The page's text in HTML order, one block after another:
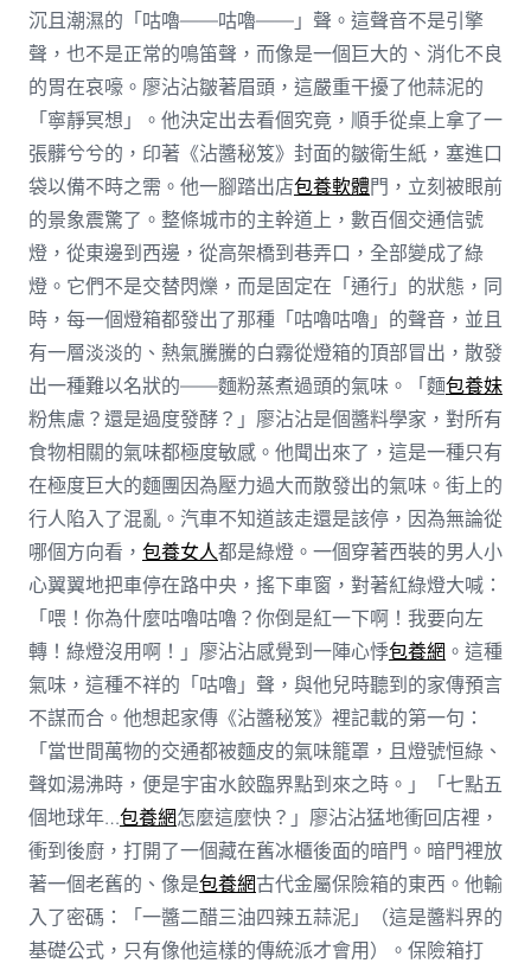
沉且潮濕的「咕嚕——咕嚕——」聲。這聲音不是引擎
聲，也不是正常的鳴笛聲，而像是一個巨大的、消化不良
的胃在哀嚎。廖沾沾皺著眉頭，這嚴重干擾了他蒜泥的
「寧靜冥想」。他決定出去看個究竟，順手從桌上拿了一
張髒兮兮的，印著《沾醬秘笈》封面的皺衛生紙，塞進口
袋以備不時之需。他一腳踏出店包養軟體門，立刻被眼前
的景象震驚了。整條城市的主幹道上，數百個交通信號
燈，從東邊到西邊，從高架橋到巷弄口，全部變成了綠
燈。它們不是交替閃爍，而是固定在「通行」的狀態，同
時，每一個燈箱都發出了那種「咕嚕咕嚕」的聲音，並且
有一層淡淡的、熱氣騰騰的白霧從燈箱的頂部冒出，散發
出一種難以名狀的——麵粉蒸煮過頭的氣味。「麵包養妹
粉焦慮？還是過度發酵？」廖沾沾是個醬料學家，對所有
食物相關的氣味都極度敏感。他聞出來了，這是一種只有
在極度巨大的麵團因為壓力過大而散發出的氣味。街上的
行人陷入了混亂。汽車不知道該走還是該停，因為無論從
哪個方向看， 包養女人都是綠燈。一個穿著西裝的男人小
心翼翼地把車停在路中央，搖下車窗，對著紅綠燈大喊：
「喂！你為什麼咕嚕咕嚕？你倒是紅一下啊！我要向左
轉！綠燈沒用啊！」廖沾沾感覺到一陣心悸包養網 。這種
氣味，這種不祥的「咕嚕」聲，與他兒時聽到的家傳預言
不謀而合。他想起家傳《沾醬秘笈》裡記載的第一句：
「當世間萬物的交通都被麵皮的氣味籠罩，且燈號恒綠、
聲如湯沸時，便是宇宙水餃臨界點到來之時。」「七點五
個地球年…包養網怎麼這麼快？」廖沾沾猛地衝回店裡，
衝到後廚，打開了一個藏在舊冰櫃後面的暗門。暗門裡放
著一個老舊的、像是包養網古代金屬保險箱的東西。他輸
入了密碼：「一醬二醋三油四辣五蒜泥」（這是醬料界的
基礎公式，只有像他這樣的傳統派才會用）。保險箱打